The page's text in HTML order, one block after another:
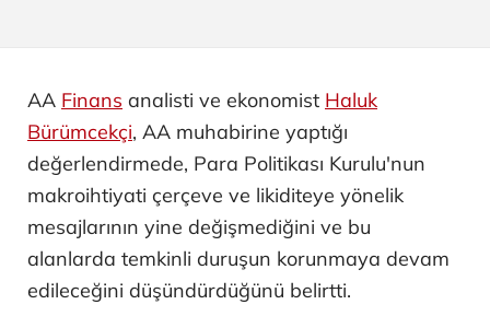
AA Finans analisti ve ekonomist Haluk
Bürümcekçi, AA muhabirine yaptığı
değerlendirmede, Para Politikası Kurulu'nun
makroihtiyati çerçeve ve likiditeye yönelik
mesajlarının yine değişmediğini ve bu
alanlarda temkinli duruşun korunmaya devam
edileceğini düşündürdüğünü belirtti.